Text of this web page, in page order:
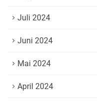
Juli 2024
Juni 2024
Mai 2024
April 2024